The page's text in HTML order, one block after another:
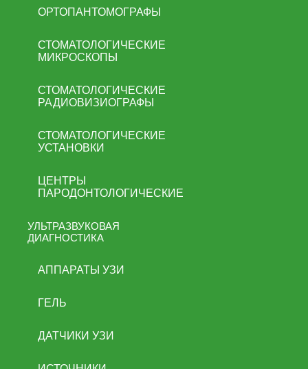
ОРТОПАНТОМОГРАФЫ
СТОМАТОЛОГИЧЕСКИЕ
МИКРОСКОПЫ
СТОМАТОЛОГИЧЕСКИЕ
РАДИОВИЗИОГРАФЫ
СТОМАТОЛОГИЧЕСКИЕ
УСТАНОВКИ
ЦЕНТРЫ
ПАРОДОНТОЛОГИЧЕСКИЕ
УЛЬТРАЗВУКОВАЯ
ДИАГНОСТИКА
АППАРАТЫ УЗИ
ГЕЛЬ
ДАТЧИКИ УЗИ